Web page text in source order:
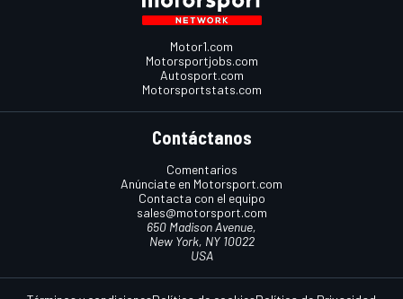
Motor1.com
Motorsportjobs.com
Autosport.com
Motorsportstats.com
Contáctanos
Comentarios
Anúnciate en Motorsport.com
Contacta con el equipo
sales@motorsport.com
650 Madison Avenue,
New York, NY 10022
USA